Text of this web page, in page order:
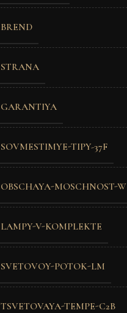
BREND
STRANA
GARANTIYA
SOVMESTIMYE-TIPY-37F
OBSCHAYA-MOSCHNOST-W
LAMPY-V-KOMPLEKTE
SVETOVOY-POTOK-LM
TSVETOVAYA-TEMPE-C2B